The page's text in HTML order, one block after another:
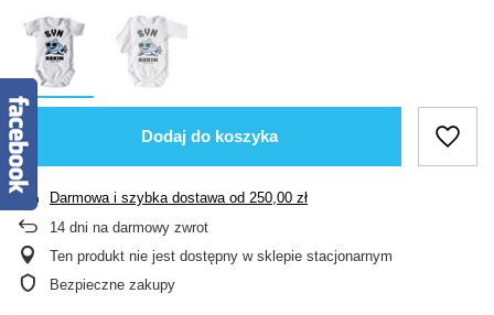
Dodaj do koszyka
Darmowa i szybka dostawa od 250,00 zł
14 dni na darmowy zwrot
Ten produkt nie jest dostępny w sklepie stacjonarnym
Bezpieczne zakupy